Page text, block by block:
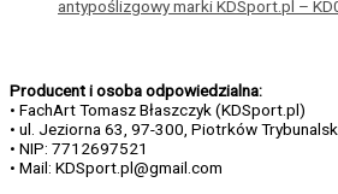
antypoślizgowy marki KDSport.pl –
Producent i osoba odpowiedzialna:
• FachArt Tomasz Błaszczyk (KDSport.pl)
• ul. Jeziorna 63, 97-300, Piotrków
• NIP: 7712697521
• Mail: KDSport.pl@gmail.com